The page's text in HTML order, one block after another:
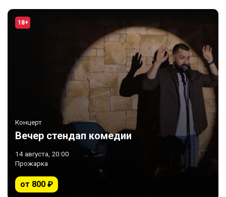
18+
Концерт
Вечер стендап комедии
14 августа, 20:00
Прожарка
от 800 ₽